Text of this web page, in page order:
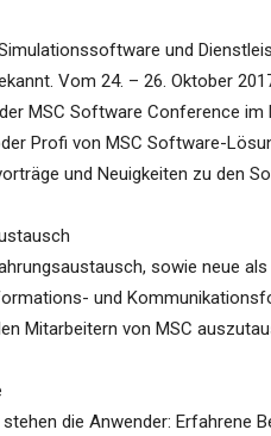
und
Vom 24. – 26. Oktober
MSC Software Conference im
Profi von MSC Software-
und Neuigkeiten zu den
sowie neue
und
Mitarbeitern von MSC
die Anwender: Erfahrene